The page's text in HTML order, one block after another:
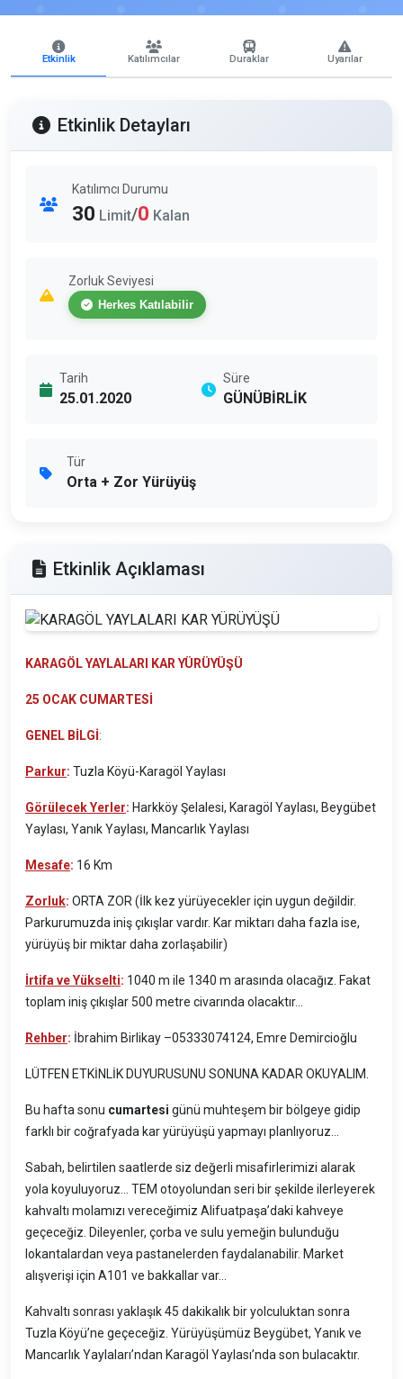
Etkinlik Katılımcılar Duraklar Uyarılar
Etkinlik Detayları
Katılımcı Durumu
30 Limit/0 Kalan
Zorluk Seviyesi
Herkes Katılabilir
Tarih
25.01.2020
Süre
GÜNÜBİRLİK
Tür
Orta + Zor Yürüyüş
Etkinlik Açıklaması
KARAGÖL YAYLALARI KAR YÜRÜYÜŞÜ
25 OCAK CUMARTESİ
GENEL BİLGİ:
Parkur: Tuzla Köyü-Karagöl Yaylası
Görülecek Yerler: Harkköy Şelalesi, Karagöl Yaylası, Beygübet
Yaylası, Yanık Yaylası, Mancarlık Yaylası
Mesafe: 16 Km
Zorluk: ORTA ZOR (İlk kez yürüyecekler için uygun değildir.
Parkurumuzda iniş çıkışlar vardır. Kar miktarı daha fazla ise,
yürüyüş bir miktar daha zorlaşabilir)
İrtifa ve Yükselti: 1040 m ile 1340 m arasında olacağız. Fakat
toplam iniş çıkışlar 500 metre civarında olacaktır…
Rehber: İbrahim Birlikay –05333074124, Emre Demircioğlu
LÜTFEN ETKİNLİK DUYURUSUNU SONUNA KADAR OKUYALIM.
Bu hafta sonu cumartesi günü muhteşem bir bölgeye gidip
farklı bir coğrafyada kar yürüyüşü yapmayı planlıyoruz…
Sabah, belirtilen saatlerde siz değerli misafirlerimizi alarak
yola koyuluyoruz… TEM otoyolundan seri bir şekilde ilerleyerek
kahvaltı molamızı vereceğimiz Alifuatpaşa’daki kahveye
geçeceğiz. Dileyenler, çorba ve sulu yemeğin bulunduğu
lokantalardan veya pastanelerden faydalanabilir. Market
alışverişi için A101 ve bakkallar var…
Kahvaltı sonrası yaklaşık 45 dakikalık bir yolculuktan sonra
Tuzla Köyü’ne geçeceğiz. Yürüyüşümüz Beygübet, Yanık ve
Mancarlık Yaylaları’ndan Karagöl Yaylası’nda son bulacaktır.